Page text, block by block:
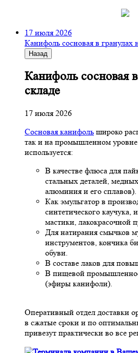
17 июля 2026
Канифоль сосновая в гранулах
Назад
Канифоль сосновая
складе
17 июля 2026
Сосновая канифоль широко
так и на промышленном
используется:
В качестве флюса для
стальных деталей,
алюминия и его сплавов).
Как эмульгатор в
синтетического каучука,
мастики, лакокрасочной
Для натирания смычков
инструментов, кончика
обуви.
В составе лаков для
В пищевой
(эфиры канифоли).
Оперативный отдел доставки
в сжатые сроки и по
привезут практически во все